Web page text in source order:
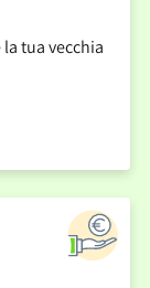
tua vecchia